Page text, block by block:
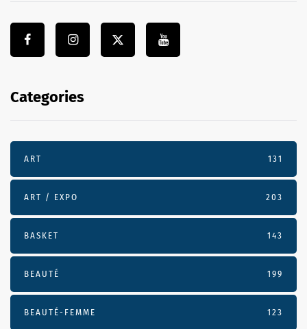
Categories
ART 131
ART / EXPO 203
BASKET 143
BEAUTÉ 199
BEAUTÉ-FEMME 123